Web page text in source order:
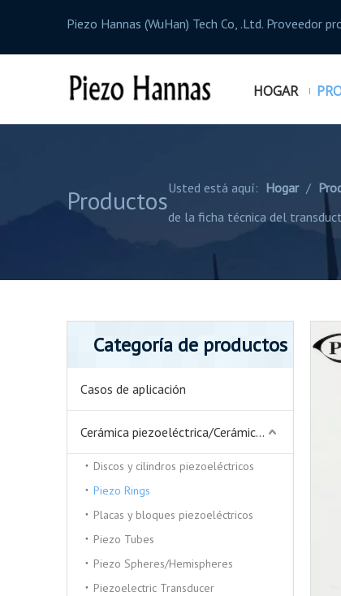
Piezo Hannas (WuHan) Tech Co, .Ltd. Proveedor
HOGAR
ProductosUsted está aquí: Hogar /
de la ficha técnica del
Categoría de productos
Casos de aplicación
Cerámica piezoeléctrica/Cerámica piezoeléctrica
Discos y cilindros piezoeléctricos
Piezo Rings
Placas y bloques piezoeléctricos
Piezo Tubes
Piezo Spheres/Hemispheres
Piezoelectric Transducer